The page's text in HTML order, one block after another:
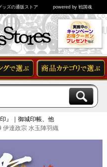
ッズの通販ストア powered by 戦国魂
』｜御城印帳、他
伊達政宗 水玉陣羽織